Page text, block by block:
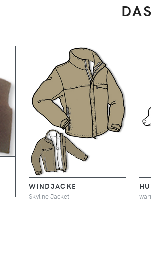
WINDJACKE
Skyline Jacket